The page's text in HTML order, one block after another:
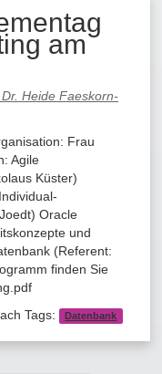
am
Heide Faeskorn-
Frau
Agile
Küster)
Oracle
und
(Referent:
finden Sie
Tags:
Datenbank